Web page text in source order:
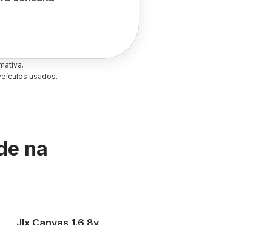
usados.
na
Jlx Canvas 1.6 8v